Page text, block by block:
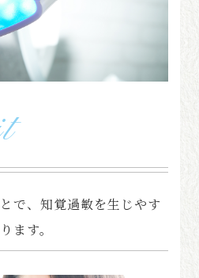
で、知覚過敏を生じやす
ます。